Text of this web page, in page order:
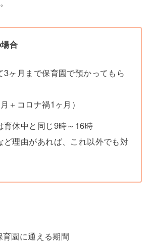
合
3ヶ月まで保育園で預かってもら
＋コロナ禍1ヶ月）
育休中と同じ9時～16時
ど理由があれば、これ以外でも対
園に通える期間